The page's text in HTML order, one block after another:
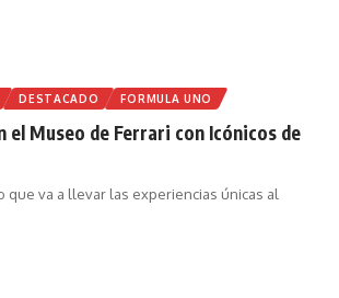
DESTACADO FORMULA UNO
el Museo de Ferrari con Icónicos de
que va a llevar las experiencias únicas al